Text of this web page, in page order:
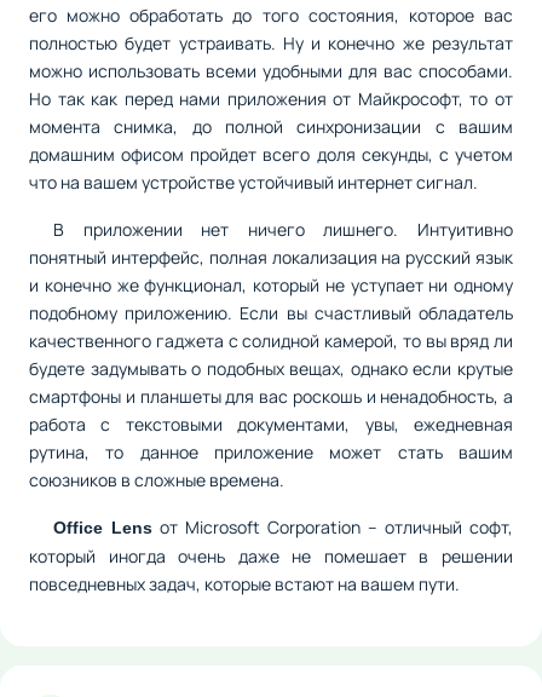
его можно обработать до того состояния, которое вас
полностью будет устраивать. Ну и конечно же результат
можно использовать всеми удобными для вас способами.
Но так как перед нами приложения от Майкрософт, то от
момента снимка, до полной синхронизации с вашим
домашним офисом пройдет всего доля секунды, с учетом
что на вашем устройстве устойчивый интернет сигнал.
В приложении нет ничего лишнего. Интуитивно
понятный интерфейс, полная локализация на русский язык
и конечно же функционал, который не уступает ни одному
подобному приложению. Если вы счастливый обладатель
качественного гаджета с солидной камерой, то вы вряд ли
будете задумывать о подобных вещах, однако если крутые
смартфоны и планшеты для вас роскошь и ненадобность, а
работа с текстовыми документами, увы, ежедневная
рутина, то данное приложение может стать вашим
союзников в сложные времена.
Office Lens от Microsoft Corporation – отличный софт,
который иногда очень даже не помешает в решении
повседневных задач, которые встают на вашем пути.